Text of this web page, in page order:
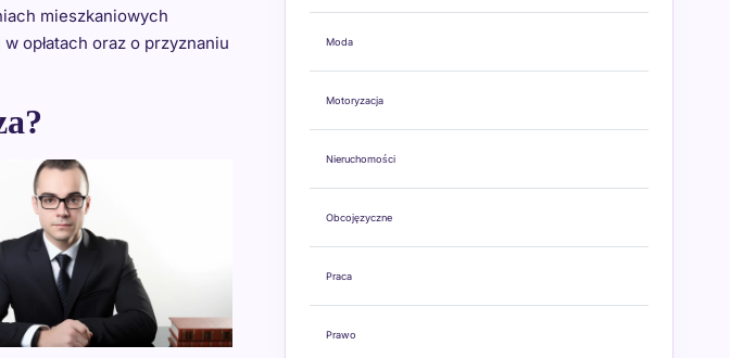
mieszkaniowych
opłatach oraz o przyznaniu
Moda
Motoryzacja
Nieruchomości
Obcojęzyczne
Praca
Prawo